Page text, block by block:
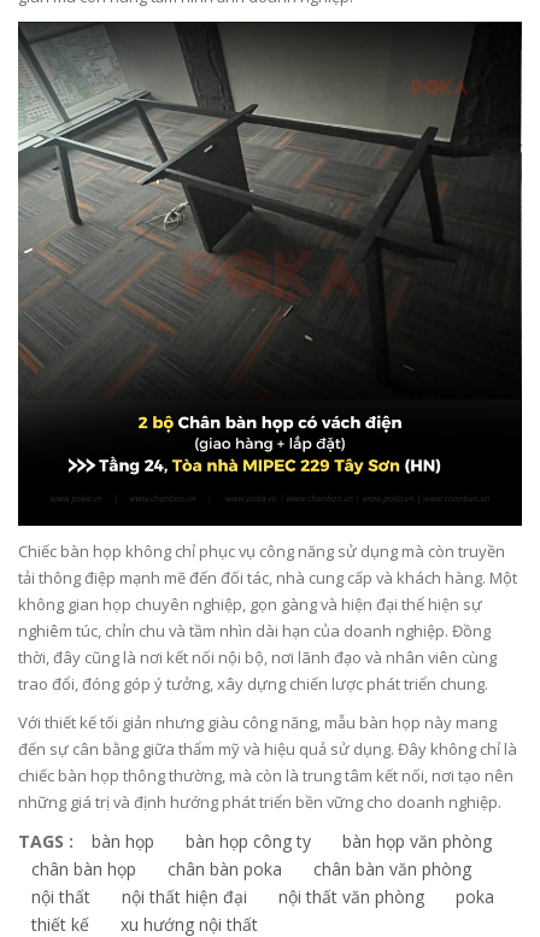
Chiếc bàn họp không chỉ phục vụ công năng sử dụng mà còn truyền
tải thông điệp mạnh mẽ đến đối tác, nhà cung cấp và khách hàng. Một
không gian họp chuyên nghiệp, gọn gàng và hiện đại thể hiện sự
nghiêm túc, chỉn chu và tầm nhìn dài hạn của doanh nghiệp. Đồng
thời, đây cũng là nơi kết nối nội bộ, nơi lãnh đạo và nhân viên cùng
trao đổi, đóng góp ý tưởng, xây dựng chiến lược phát triển chung.
Với thiết kế tối giản nhưng giàu công năng, mẫu bàn họp này mang
đến sự cân bằng giữa thẩm mỹ và hiệu quả sử dụng. Đây không chỉ là
chiếc bàn họp thông thường, mà còn là trung tâm kết nối, nơi tạo nên
những giá trị và định hướng phát triển bền vững cho doanh nghiệp.
TAGS : bàn họp bàn họp công ty
bàn họp văn phòng
chân bàn họp
chân bàn poka
chân bàn văn phòng
nội thất
nội thất hiện đại nội thất văn phòng
poka
thiết kế
xu hướng nội thất